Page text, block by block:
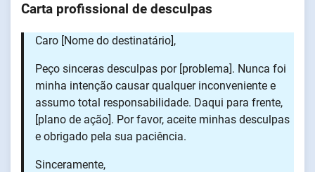
Carta profissional de desculpas
Caro [Nome do destinatário],
Peço sinceras desculpas por [problema]. Nunca foi
minha intenção causar qualquer inconveniente e
assumo total responsabilidade. Daqui para frente,
[plano de ação]. Por favor, aceite minhas desculpas
e obrigado pela sua paciência.
Sinceramente,